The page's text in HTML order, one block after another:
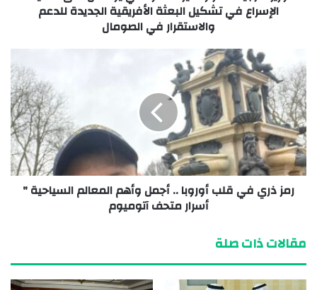
الإسراع في تشكيل البعثة الأفريقية الجديدة للدعم
والاستقرار في الصومال
رمز ذري في قلب أوروبا .. أجمل وأهم المعالم السياحية "
أسرار متحف آتوميوم
مقالات ذات صلة